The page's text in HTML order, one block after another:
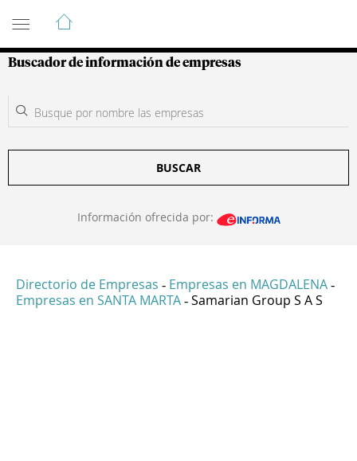
Guía de Empresas Colombianas
Buscador de información de empresas
BUSCAR
Información ofrecida por:
Directorio de Empresas - Empresas en MAGDALENA -
Empresas en SANTA MARTA - Samarian Group S A S